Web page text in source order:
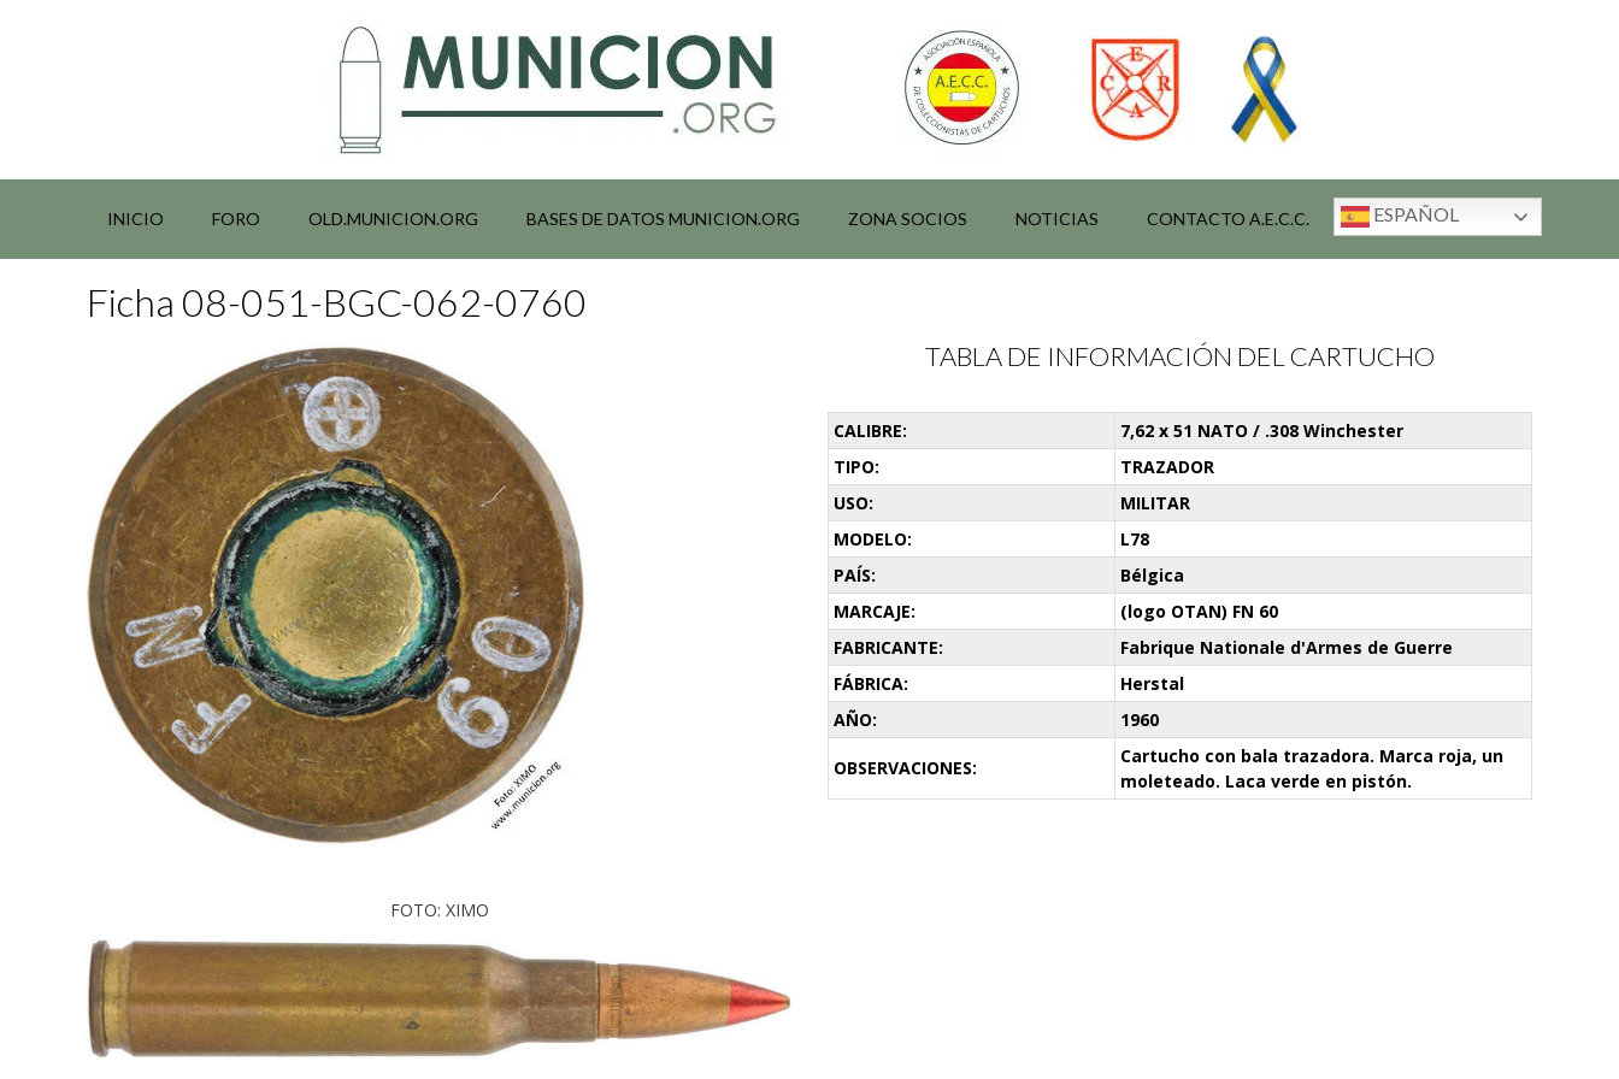
INICIO FORO OLD.MUNICION.ORG BASES DE DATOS MUNICION.ORG ZONA SOCIOS NOTICIAS CONTACTO A.E.C.C. ESPAÑOL
Ficha 08-051-BGC-062-0760
FOTO: XIMO
TABLA DE INFORMACIÓN DEL CARTUCHO
CALIBRE:
7,62 x 51 NATO / .308 Winchester
TIPO:
TRAZADOR
USO:
MILITAR
MODELO:
L78
PAÍS:
Bélgica
MARCAJE:
(logo OTAN) FN 60
FABRICANTE:
Fabrique Nationale d'Armes de Guerre
FÁBRICA:
Herstal
AÑO:
1960
OBSERVACIONES:
Cartucho con bala trazadora. Marca roja, un
moleteado. Laca verde en pistón.